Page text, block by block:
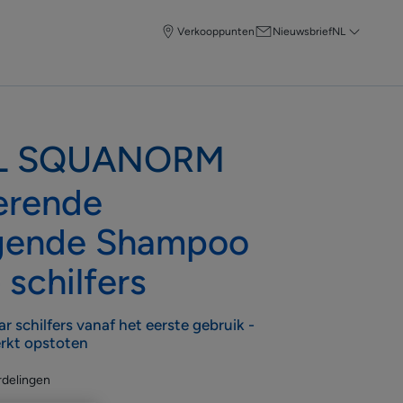
Verkooppunten NieuwsbriefNL
SQUANORM
Shampoo
schilfers
schilfers vanaf het eerste gebruik -
opstoten